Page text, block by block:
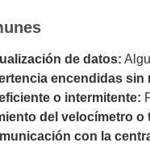
de datos:
encendidas sin
o intermitente:
del velocímetro o
con la